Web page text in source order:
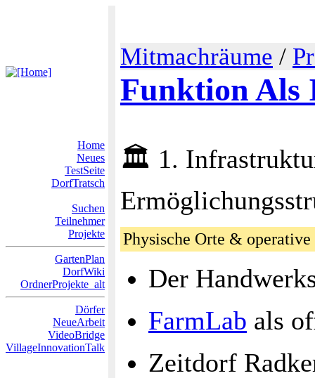
Mitmachräume /
Funktion
Home
Neues
TestSeite
DorfTratsch
Suchen
Teilnehmer
Projekte
GartenPlan
DorfWiki
OrdnerProjekte_alt
Dörfer
NeueArbeit
VideoBridge
VillageInnovationTalk
🏛️ 1.
Physische Orte &
Der
FarmLab als
Zeitdorf